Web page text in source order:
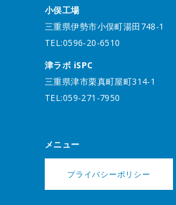
小俣工場
三重県伊勢市小俣町湯田748-1
TEL:0596-20-6510
津ラボ iSPC
三重県津市栗真町屋町314-1
TEL:059-271-7950
メニュー
プライバシーポリシー